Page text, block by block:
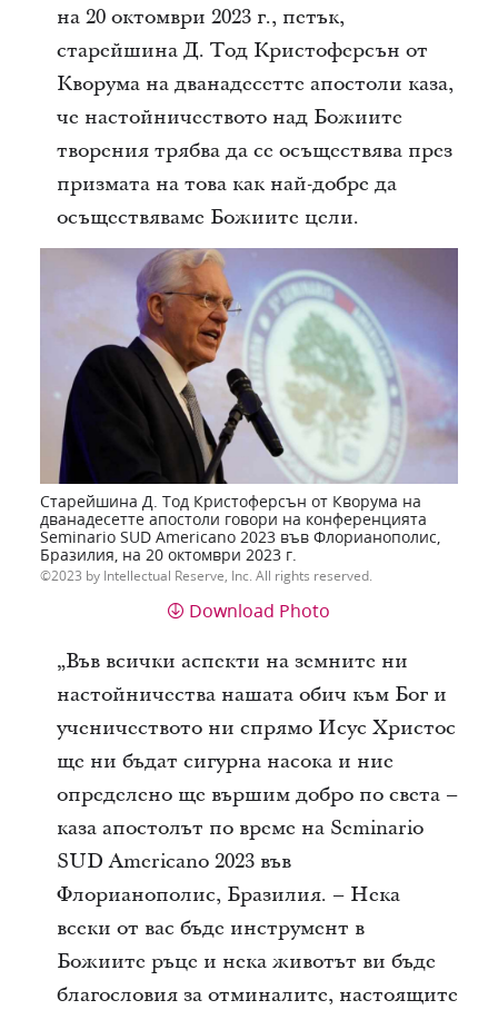
на 20 октомври 2023 г., петък,
старейшина Д. Тод Кристоферсън от
Кворума на дванадесетте апостоли каза,
че настойничеството над Божиите
творения трябва да се осъществява през
призмата на това как най-добре да
осъществяваме Божиите цели.
Старейшина Д. Тод Кристоферсън от Кворума на
дванадесетте апостоли говори на конференцията
Seminario SUD Americano 2023 във Флорианополис,
Бразилия, на 20 октомври 2023 г.
2023 by Intellectual Reserve, Inc. All rights reserved.
Download Photo
„Във всички аспекти на земните ни
настойничества нашата обич към Бог и
ученичеството ни спрямо Исус Христос
ще ни бъдат сигурна насока и ние
определено ще вършим добро по света –
каза апостолът по време на Seminario
SUD Americano 2023 във
Флорианополис, Бразилия. – Нека
всеки от вас бъде инструмент в
Божиите ръце и нека животът ви бъде
благословия за отминалите, настоящите